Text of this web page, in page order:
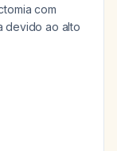
com
devido ao alto